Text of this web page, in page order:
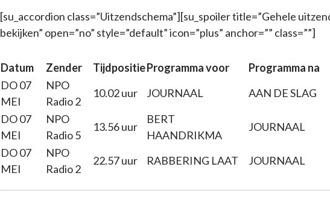
[su_accordion class=”Uitzendschema”][su_spoiler title=”Gehele
bekijken” open=”no” style=”default” icon=”plus” anchor=”” class=””]
Datum Zender TijdpositieProgramma voor
Programma na
DO 07
MEI
NPO
Radio 2
10.02 uur JOURNAAL
AAN DE SLAG
DO 07
MEI
NPO
Radio 5
13.56 uur
BERT
HAANDRIKMA
JOURNAAL
DO 07
MEI
NPO
Radio 2
22.57 uur RABBERING LAAT JOURNAAL